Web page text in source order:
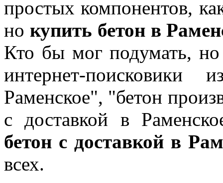
простых компонентов,
но купить бетон в
Кто бы мог подумать, но
интернет-поисковики
Раменское", "бетон
с доставкой в
бетон с доставкой в
всех.